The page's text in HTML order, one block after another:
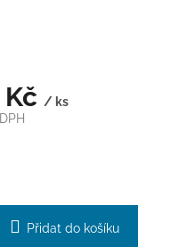
Kč / ks
Přidat do košíku